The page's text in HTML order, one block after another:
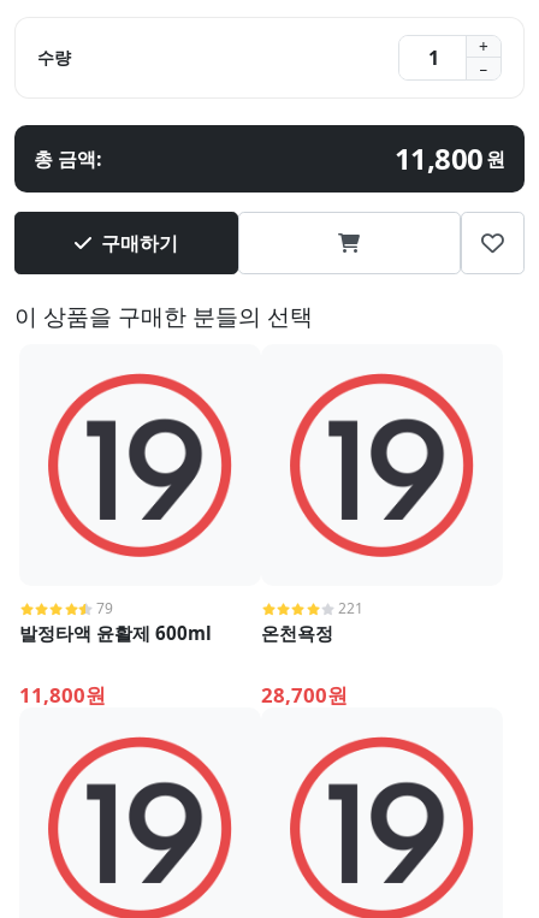
수량
총 금액: 11,800원
구매하기
이 상품을 구매한 분들의 선택
79
발정타액 윤활제 600ml
11,800원
221
온천욕정
28,700원